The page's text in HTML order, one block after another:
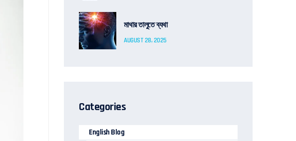
মাথার তালুতে ব্যথা
AUGUST 28, 2025
Categories
English Blog